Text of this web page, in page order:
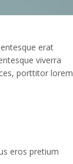
erat
viverra
porttitor lorem
eros pretium